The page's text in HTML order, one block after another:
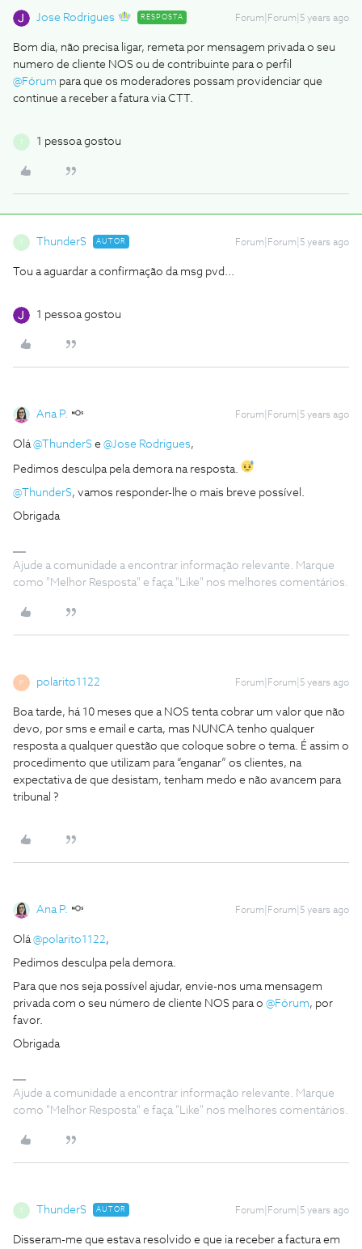
Jose Rodrigues RESPOSTA Forum|Forum|5 years ago
Bom dia, não precisa ligar, remeta por mensagem privada o seu
numero de cliente NOS ou de contribuinte para o perfil
@Fórum para que os moderadores possam providenciar que
continue a receber a fatura via CTT.
1 pessoa gostou
ThunderS AUTOR Forum|Forum|5 years ago
Tou a aguardar a confirmação da msg pvd...
1 pessoa gostou
Ana P. Forum|Forum|5 years ago
Olá@ThunderS e @Jose Rodrigues,
Pedimos desculpa pela demora na resposta.
@ThunderS, vamos responder-lhe o mais breve possível.
Obrigada
Ajude a comunidade a encontrar informação relevante. Marque
como "Melhor Resposta" e faça "Like" nos melhores comentários.
P polarito1122 Forum|Forum|5 years ago
Boa tarde, há 10 meses que a NOS tenta cobrar um valor que não
devo, por sms e email e carta, mas NUNCA tenho qualquer
resposta a qualquer questão que coloque sobre o tema. É assim o
procedimento que utilizam para “enganar” os clientes, na
expectativa de que desistam, tenham medo e não avancem para
tribunal ?
Ana P. Forum|Forum|5 years ago
Olá@polarito1122,
Pedimos desculpa pela demora.
Para que nos seja possível ajudar, envie-nos uma mensagem
privada com o seu número de cliente NOS para o @Fórum, por
favor.
Obrigada
Ajude a comunidade a encontrar informação relevante. Marque
como "Melhor Resposta" e faça "Like" nos melhores comentários.
ThunderS AUTOR Forum|Forum|5 years ago
Disseram-me que estava resolvido e que ia receber a factura em